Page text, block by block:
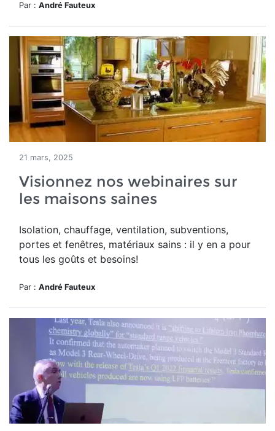
Par : André Fauteux
21 mars, 2025
Visionnez nos webinaires sur
les maisons saines
Isolation, chauffage, ventilation, subventions,
portes et fenêtres, matériaux sains : il y en a pour
tous les goûts et besoins!
Par : André Fauteux